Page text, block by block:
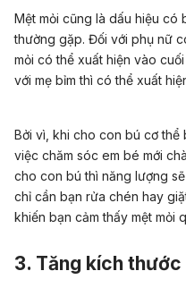
Mệt mỏi cũng là dấu hiệu có
thường gặp. Đối với phụ nữ
mỏi có thể xuất hiện vào
với mẹ bỉm thì có thể xuất
Bởi vì, khi cho con bú cơ thể
việc chăm sóc em bé mới
cho con bú thì năng lượng
chỉ cần bạn rửa chén hay
khiến bạn cảm thấy mệt mỏi
3. Tăng kích